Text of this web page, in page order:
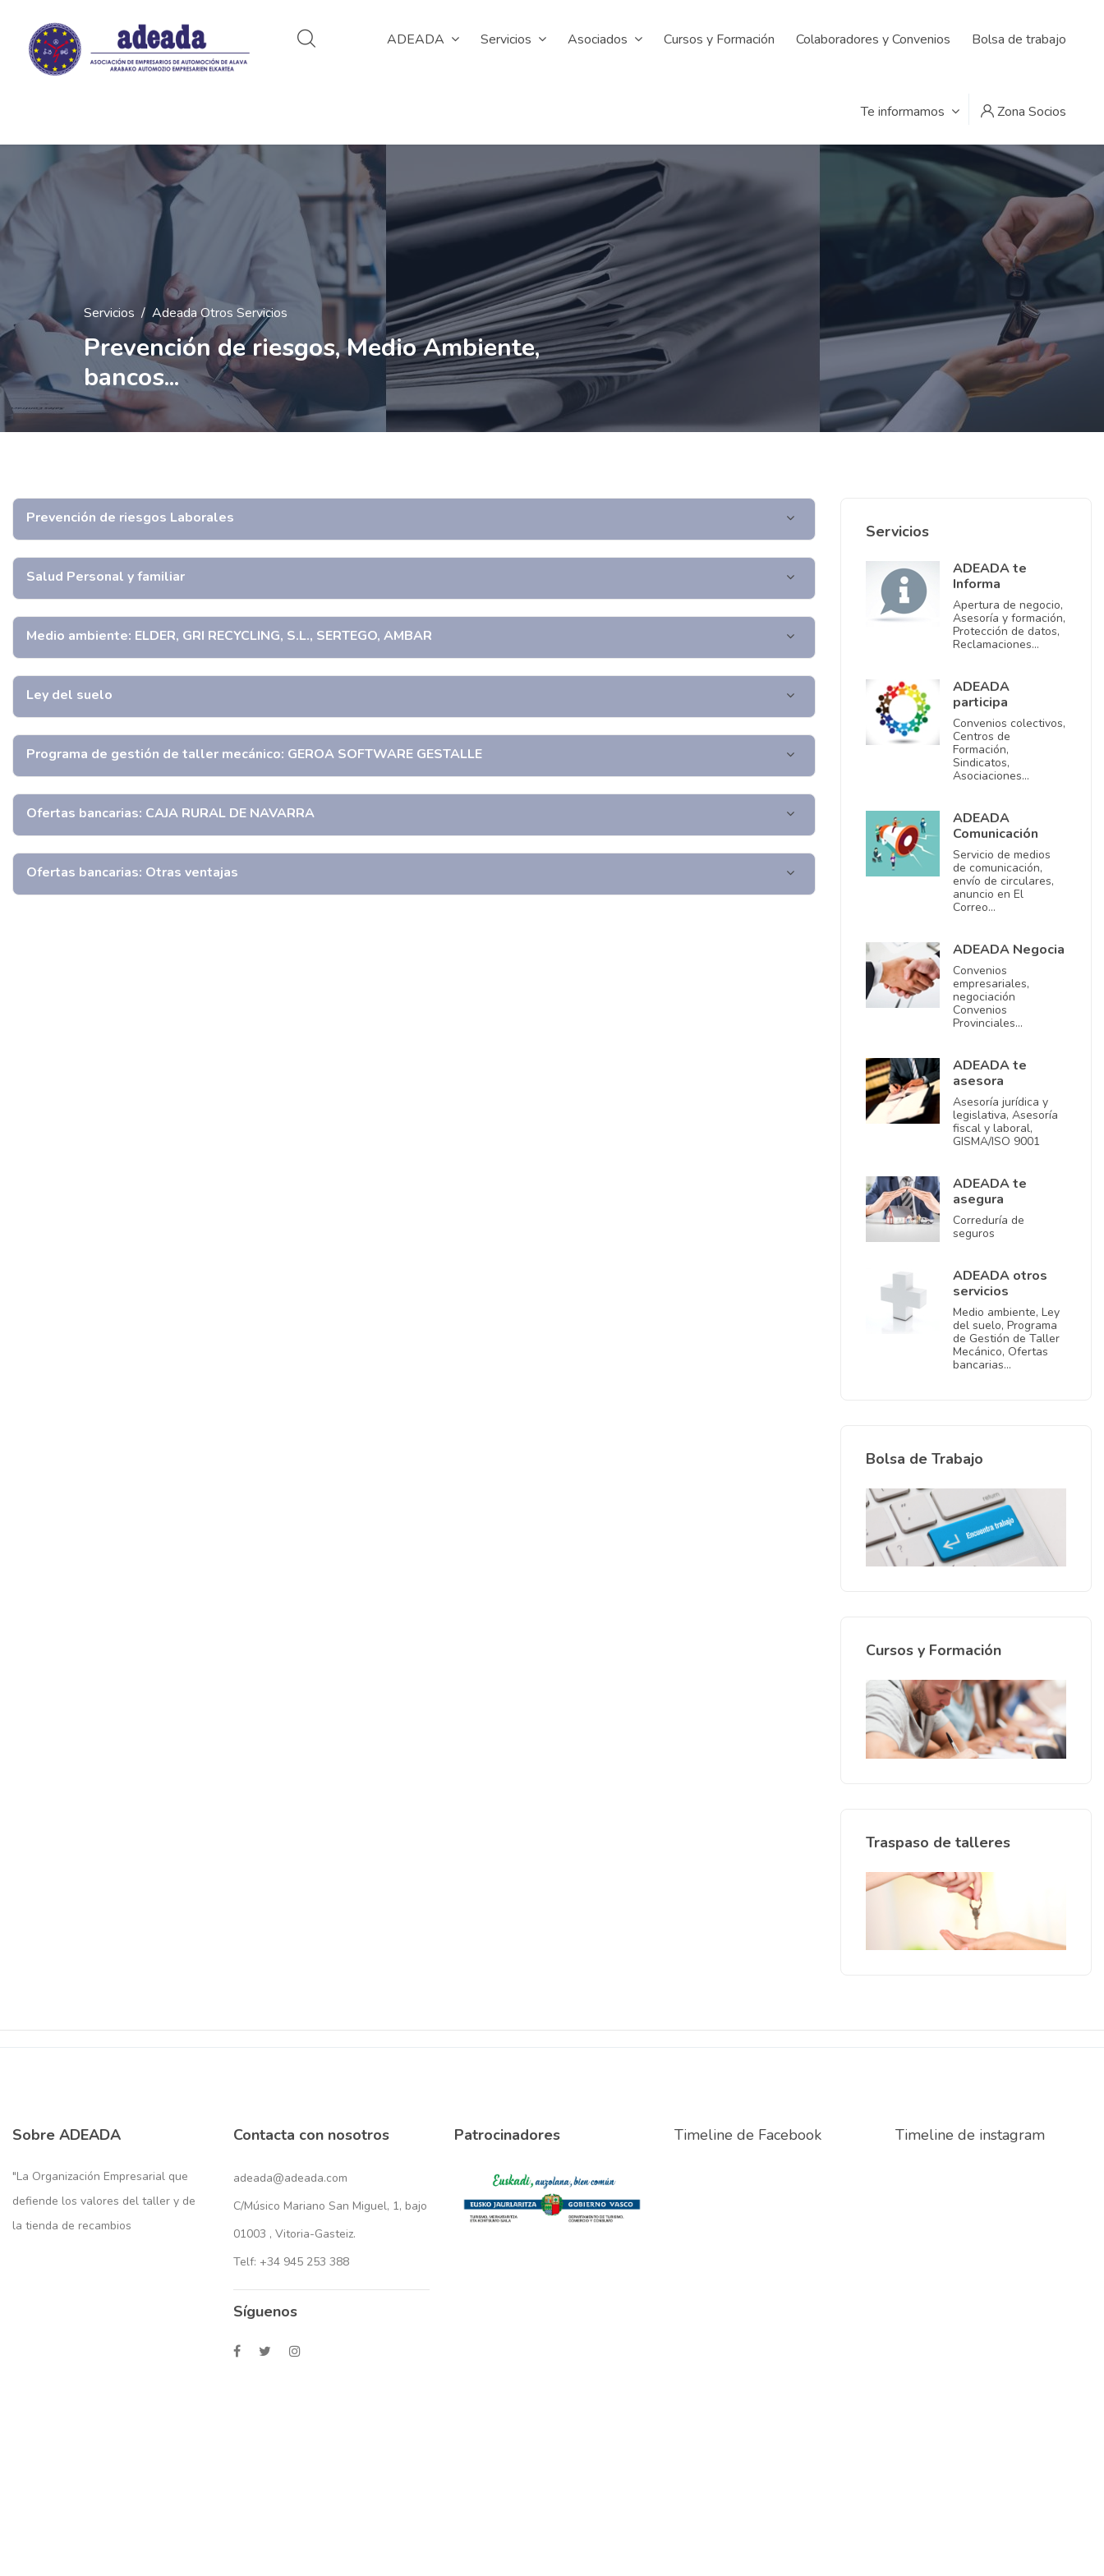
ADEADA Servicios Asociados Cursos y Formación Colaboradores y Convenios Bolsa de trabajo
Te informamos Zona Socios
Servicios Adeada Otros Servicios
Prevención de riesgos, Medio Ambiente,
bancos...
Prevención de riesgos Laborales
Salud Personal y familiar
Medio ambiente: ELDER, GRI RECYCLING, S.L., SERTEGO, AMBAR
Ley del suelo
Programa de gestión de taller mecánico: GEROA SOFTWARE GESTALLE
Ofertas bancarias: CAJA RURAL DE NAVARRA
Ofertas bancarias: Otras ventajas
Servicios
ADEADA te
Informa
Apertura de negocio,
Asesoría y formación,
Protección de datos,
Reclamaciones…
ADEADA
participa
Convenios colectivos,
Centros de
Formación,
Sindicatos,
Asociaciones…
ADEADA
Comunicación
Servicio de medios
de comunicación,
envío de circulares,
anuncio en El
Correo…
ADEADA Negocia
Convenios
empresariales,
negociación
Convenios
Provinciales…
ADEADA te
asesora
Asesoría jurídica y
legislativa, Asesoría
fiscal y laboral,
GISMA/ISO 9001
ADEADA te
asegura
Correduría de
seguros
ADEADA otros
servicios
Medio ambiente, Ley
del suelo, Programa
de Gestión de Taller
Mecánico, Ofertas
bancarias…
Bolsa de Trabajo
Cursos y Formación
Traspaso de talleres
Sobre ADEADA
"La Organización Empresarial que
defiende los valores del taller y de
la tienda de recambios
Contacta con nosotros
adeada@adeada.com
C/Músico Mariano San Miguel, 1, bajo
01003 , Vitoria-Gasteiz.
Telf: +34 945 253 388
Síguenos
Patrocinadores Timeline de Facebook Timeline de instagram